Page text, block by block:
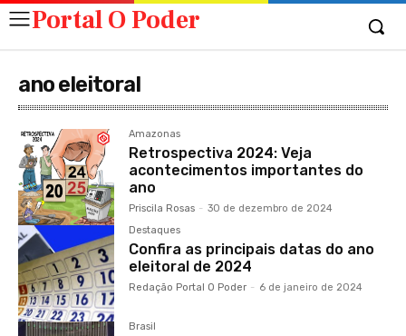
Portal O Poder
ano eleitoral
Amazonas
Retrospectiva 2024: Veja
acontecimentos importantes do
ano
Priscila Rosas - 30 de dezembro de 2024
Destaques
Confira as principais datas do ano
eleitoral de 2024
Redação Portal O Poder - 6 de janeiro de 2024
Brasil